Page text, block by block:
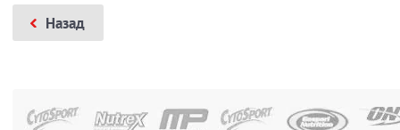
Назад